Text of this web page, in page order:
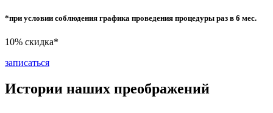
*при условии соблюдения графика проведения процедуры раз в 6 мес.
10% скидка*
записаться
Истории наших преображений